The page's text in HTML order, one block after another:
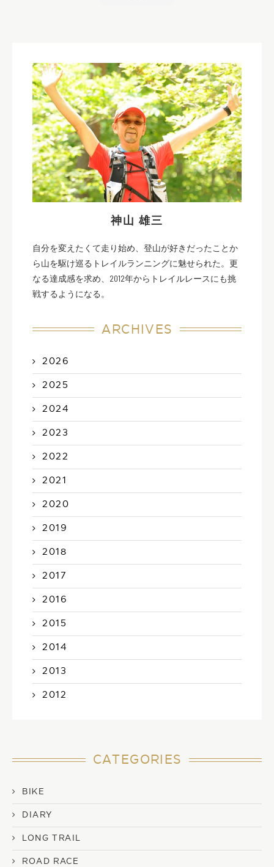
神山 雄三
自分を変えたくて走り始め、登山が好きだったことか
ら山を駆け巡るトレイルランニングに魅せられた。更
なる達成感を求め、2012年からトレイルレースにも挑
戦するようになる。
ARCHIVES
2026
2025
2024
2023
2022
2021
2020
2019
2018
2017
2016
2015
2014
2013
2012
CATEGORIES
BIKE
DIARY
LONG TRAIL
ROAD RACE